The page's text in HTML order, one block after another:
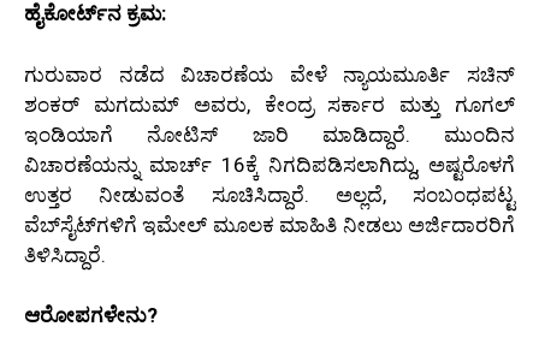
ಹೈಕೋರ್ಟ್‌ನ ಕ್ರಮ:
ಗುರುವಾರ ನಡೆದ ವಿಚಾರಣೆಯ ವೇಳೆ ನ್ಯಾಯಮೂರ್ತಿ ಸಚಿನ್
ಶಂಕರ್ ಮಗದುಮ್ ಅವರು, ಕೇಂದ್ರ ಸರ್ಕಾರ ಮತ್ತು ಗೂಗಲ್
ಇಂಡಿಯಾಗೆ ನೋಟಿಸ್ ಜಾರಿ ಮಾಡಿದ್ದಾರೆ. ಮುಂದಿನ
ವಿಚಾರಣೆಯನ್ನು ಮಾರ್ಚ್ 16ಕ್ಕೆ ನಿಗದಿಪಡಿಸಲಾಗಿದ್ದು, ಅಷ್ಟರೊಳಗೆ
ಉತ್ತರ ನೀಡುವಂತೆ ಸೂಚಿಸಿದ್ದಾರೆ. ಅಲ್ಲದೆ, ಸಂಬಂಧಪಟ್ಟ
ವೆಬ್‌ಸೈಟ್‌ಗಳಿಗೆ ಇಮೇಲ್ ಮೂಲಕ ಮಾಹಿತಿ ನೀಡಲು ಅರ್ಜಿದಾರರಿಗೆ
ತಿಳಿಸಿದ್ದಾರೆ.
ಆರೋಪಗಳೇನು?